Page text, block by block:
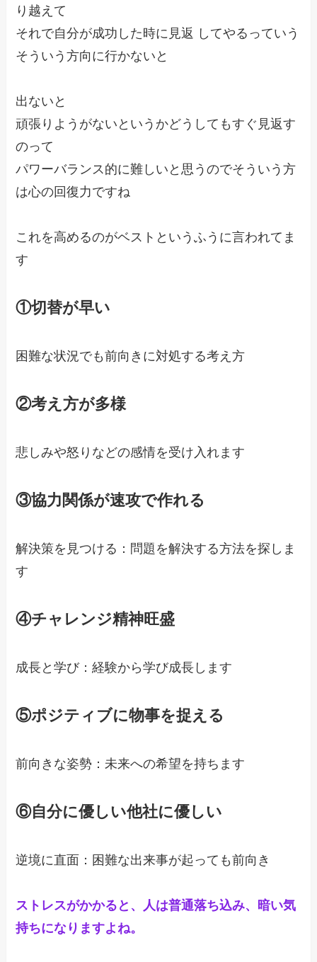
り越えて
それで自分が成功した時に見返 してやるっていう
そういう方向に行かないと
出ないと
頑張りようがないというかどうしてもすぐ見返す
のって
パワーバランス的に難しいと思うのでそういう方
は心の回復力ですね
これを高めるのがベストというふうに言われてま
す
①切替が早い
困難な状況でも前向きに対処する考え方
②考え方が多様
悲しみや怒りなどの感情を受け入れます
③協力関係が速攻で作れる
解決策を見つける：問題を解決する方法を探しま
す
④チャレンジ精神旺盛
成長と学び：経験から学び成長します
⑤ポジティブに物事を捉える
前向きな姿勢：未来への希望を持ちます
⑥自分に優しい他社に優しい
逆境に直面：困難な出来事が起っても前向き
ストレスがかかると、人は普通落ち込み、暗い気
持ちになりますよね。